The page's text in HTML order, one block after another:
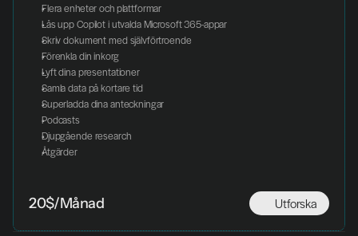
Flera enheter och plattformar
Lås upp Copilot i utvalda Microsoft 365-appar
Skriv dokument med självförtroende
Förenkla din inkorg
Lyft dina presentationer
Samla data på kortare tid
Superladda dina anteckningar
Podcasts
Djupgående research
Åtgärder
Utforska
20$/Månad